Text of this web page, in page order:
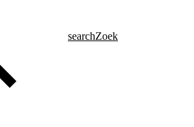
searchZoek